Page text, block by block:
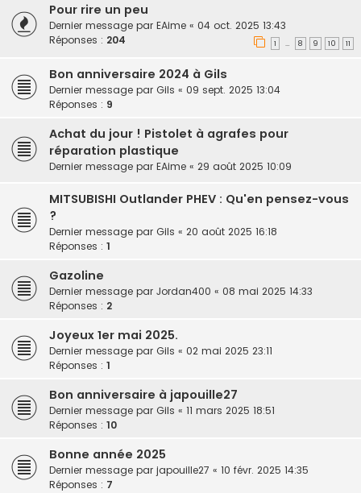
Pour rire un peu
Dernier message par EAime « 04 oct. 2025 13:43
Réponses : 204 1 … 8 9 10 11
Bon anniversaire 2024 à Gils
Dernier message par Gils « 09 sept. 2025 13:04
Réponses : 9
Achat du jour ! Pistolet à agrafes pour
réparation plastique
Dernier message par EAime « 29 août 2025 10:09
MITSUBISHI Outlander PHEV : Qu'en pensez-vous
?
Dernier message par Gils « 20 août 2025 16:18
Réponses : 1
Gazoline
Dernier message par Jordan400 « 08 mai 2025 14:33
Réponses : 2
Joyeux 1er mai 2025.
Dernier message par Gils « 02 mai 2025 23:11
Réponses : 1
Bon anniversaire à japouille27
Dernier message par Gils « 11 mars 2025 18:51
Réponses : 10
Bonne année 2025
Dernier message par japouille27 « 10 févr. 2025 14:35
Réponses : 7